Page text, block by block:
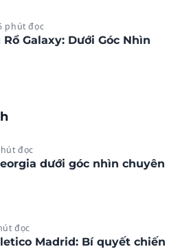
phút đọc
Galaxy: Dưới Góc Nhìn
đọc
dưới góc nhìn chuyên
đọc
Madrid: Bí quyết chiến